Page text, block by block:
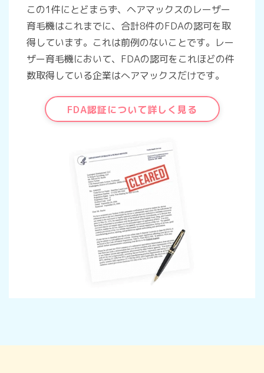
この1件にとどまらず、ヘアマックスのレーザー
育毛機はこれまでに、合計8件のFDAの認可を取
得しています。これは前例のないことです。レー
ザー育毛機において、FDAの認可をこれほどの件
数取得している企業はへアマックスだけです。
FDA認証について詳しく見る